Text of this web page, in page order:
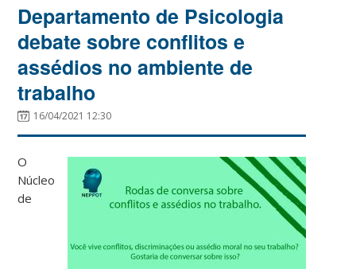
Departamento de Psicologia
debate sobre conflitos e
assédios no ambiente de
trabalho
16/04/2021 12:30
O
Núcleo
de